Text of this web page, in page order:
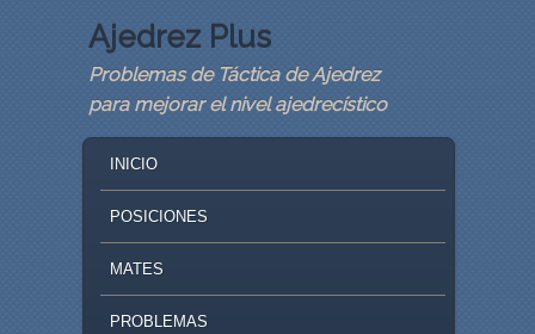
Ajedrez Plus
Problemas de Táctica de Ajedrez
para mejorar el nivel ajedrecístico
SKIP TO PRIMARY CONTENT
SKIP TO SECONDARY CONTENT
INICIO
POSICIONES
MATES
PROBLEMAS